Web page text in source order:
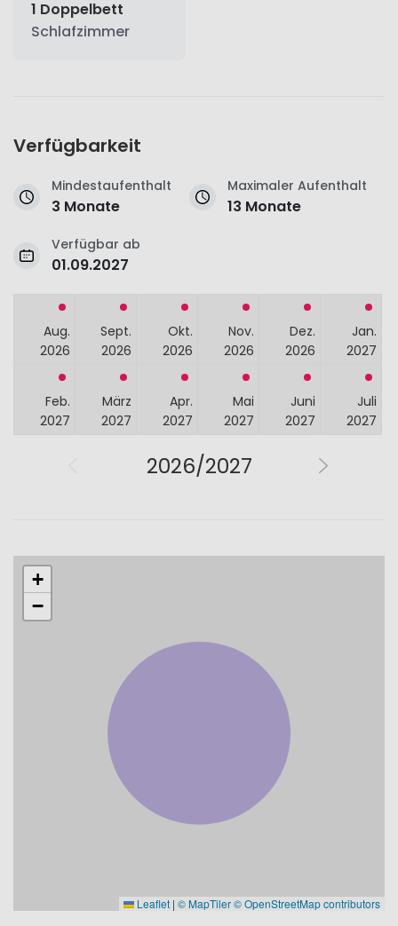
1 Doppelbett
Schlafzimmer
Verfügbarkeit
Mindestaufenthalt
3 Monate
Maximaler Aufenthalt
13 Monate
Verfügbar ab
01.09.2027
Aug.
2026
Sept.
2026
Okt.
2026
Nov.
2026
Dez.
2026
Jan.
2027
Feb.
2027
März
2027
Apr.
2027
Mai
2027
Juni
2027
Juli
2027
2026/2027
+
−
Leaflet | © MapTiler© OpenStreetMap contributors